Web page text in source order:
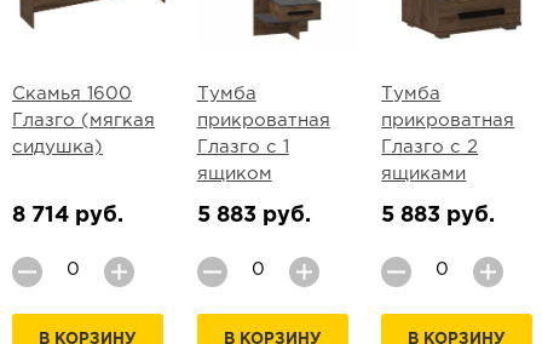
Скамья 1600
Глазго (мягкая
сидушка)
8 714 руб.
В КОРЗИНУ
Тумба
прикроватная
Глазго с 1
ящиком
5 883 руб.
В КОРЗИНУ
Тумба
прикроватная
Глазго с 2
ящиками
5 883 руб.
В КОРЗИНУ